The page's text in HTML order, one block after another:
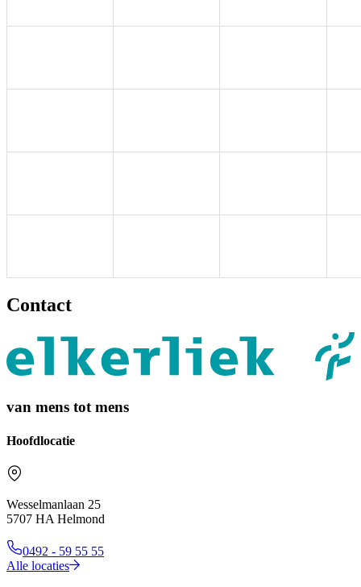
Contact
van mens tot mens
Hoofdlocatie
Wesselmanlaan 25
5707 HA Helmond
0492 - 59 55 55
Alle locaties